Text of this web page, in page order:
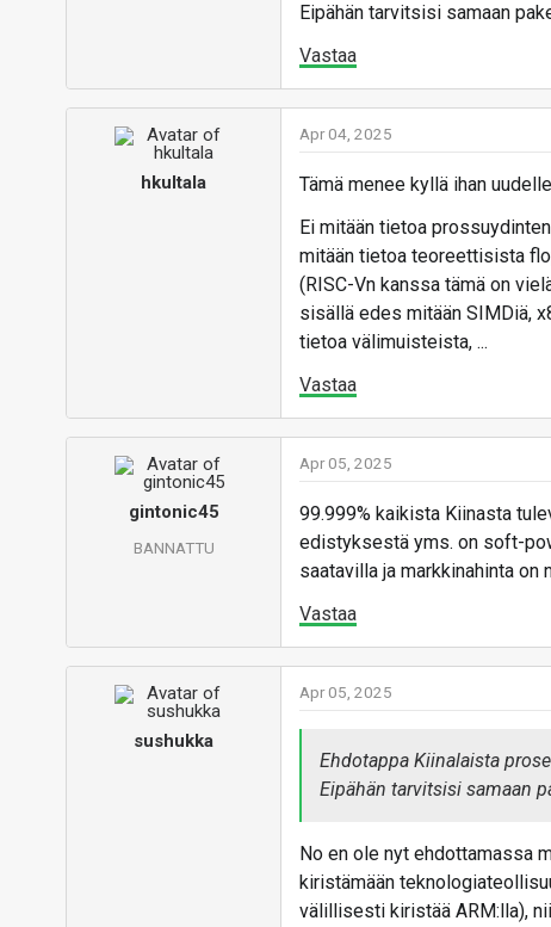
Eipähän tarvitsisi samaan
Vastaa
hkultala
Apr 04, 2025
Tämä menee kyllä ihan
Ei mitään tietoa
mitään tietoa teoreettisista
(RISC-Vn kanssa tämä on
sisällä edes mitään SIMDiä,
tietoa välimuisteista, ...
Vastaa
gintonic45
BANNATTU
Apr 05, 2025
99.999% kaikista Kiinasta
edistyksestä yms. on soft-
saatavilla ja markkinahinta on
Vastaa
sushukka
Apr 05, 2025
Ehdotappa Kiinalaista
Eipähän tarvitsisi samaan
No en ole nyt ehdottamassa
kiristämään
välillisesti kiristää ARM:lla),